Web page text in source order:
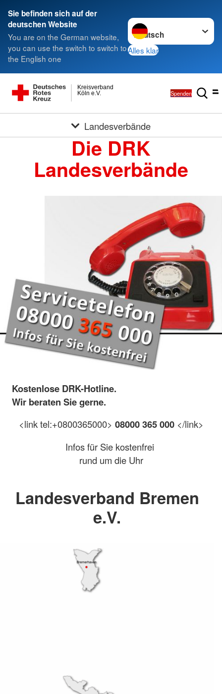
Sie befinden sich auf der
deutschen Website
You are on the German website,
you can use the switch to switch to
the English one
Sprache wechseln zu
Alles klar
Köln e.V.
Kreisverband
Spenden
Landesverbände
Die DRK
Landesverbände
Kostenlose DRK-Hotline.
Wir beraten Sie gerne.
<link tel:+0800365000> 08000 365 000 </link>
Infos für Sie kostenfrei
rund um die Uhr
Landesverband Bremen
e.V.